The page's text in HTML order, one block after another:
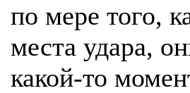
по мере того,
места удара,
какой-то